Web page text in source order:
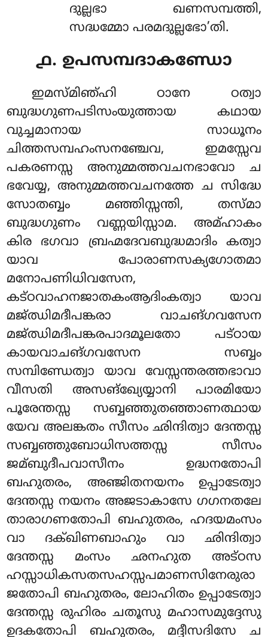
ദുല്ലഭാ ഖണസമ്പത്തി,
സദ്ധമ്മോ പരമദുല്ലഭോ’തി.
൧. ഉപസമ്പദാകണ്ഡോ
ഇമസ്മിഞ്ഹി ഠാനേ ഠത്വാ
ബുദ്ധഗുണപടിസംയുത്തായ കഥായ
വുച്ചമാനായ സാധൂനം
ചിത്തസമ്പഹംസനഞ്ചേവ, ഇമസ്സേവ
പകരണസ്സ അനുമ്മത്തവചനഭാവോ ച
ഭവേയ്യ, അനുമ്മത്തവചനത്തേ ച സിദ്ധേ
സോതബ്ബം മഞ്ഞിസ്സന്തി, തസ്മാ
ബുദ്ധഗുണം വണ്ണയിസ്സാമ. അമ്ഹാകം
കിര ഭഗവാ ബ്രഹ്മദേവബുദ്ധമാദിം കത്വാ
യാവ പോരാണസക്യഗോതമാ
മനോപണിധിവസേന,
കട്ഠവാഹനജാതകംആദിംകത്വാ യാവ
മജ്ഝിമദീപങ്കരാ വാചങ്ഗവസേന
മജ്ഝിമദീപങ്കരപാദമൂലതോ പട്ഠായ
കായവാചങ്ഗവസേന സബ്ബം
സമ്പിണ്ഡേത്വാ യാവ വേസ്സന്തരത്തഭാവാ
വീസതി അസങ്ഖ്യേയ്യാനി പാരമിയോ
പൂരേന്തസ്സ സബ്ബഞ്ഞുതഞ്ഞാണത്ഥായ
യേവ അലങ്കതം സീസം ഛിന്ദിത്വാ ദേന്തസ്സ
സബ്ബഞ്ഞുബോധിസത്തസ്സ സീസം
ജമ്ബുദീപവാസീനം ഉദ്ധനതോപി
ബഹുതരം, അഞ്ജിതനയനം ഉപ്പാടേത്വാ
ദേന്തസ്സ നയനം അജടാകാസേ ഗഗനതലേ
താരാഗണതോപി ബഹുതരം, ഹദയമംസം
വാ ദക്ഖിണബാഹും വാ ഛിന്ദിത്വാ
ദേന്തസ്സ മംസം ഛനഹുത അട്ഠസ
ഹസ്സാധികസതസഹസ്സപമാണസിനേരുരാ
ജതോപി ബഹുതരം, ലോഹിതം ഉപ്പാടേത്വാ
ദേന്തസ്സ രുഹിരം ചതൂസു മഹാസമുദ്ദേസു
ഉദകതോപി ബഹുതരം, മദ്ദീസദിസേ ച